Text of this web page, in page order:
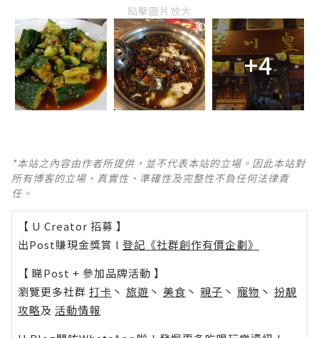
點擊圖片放大
+4
*本站之內容由作者所提供，並不代表本站的立場。因此本站對
所有博客的立場、真實性、準確性及完整性不負任何法律責
任。
【 U Creator 招募 】
出Post賺現金獎賞 l 登記《社群創作有價企劃》
【 睇Post + 參加品牌活動 】
瀏覽更多社群 打卡 丶 旅遊 丶 美食 丶 親子 丶 寵物 丶 扮靚
攻略及 活動情報